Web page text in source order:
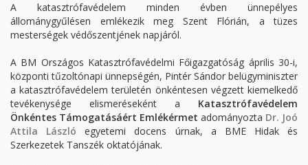
A katasztrófavédelem minden évben ünnepélyes
állománygyűlésen emlékezik meg Szent Flórián, a tüzes
mesterségek védőszentjének napjáról.
A BM Országos Katasztrófavédelmi Főigazgatóság április 30-i,
központi tűzoltónapi ünnepségén, Pintér Sándor belügyminiszter
a katasztrófavédelem területén önkéntesen végzett kiemelkedő
tevékenysége elismeréseként a Katasztrófavédelem
Önkéntes Támogatásáért Emlékérmet adományozta Dr. Joó
Attila László egyetemi docens úrnak, a BME Hidak és
Szerkezetek Tanszék oktatójának.